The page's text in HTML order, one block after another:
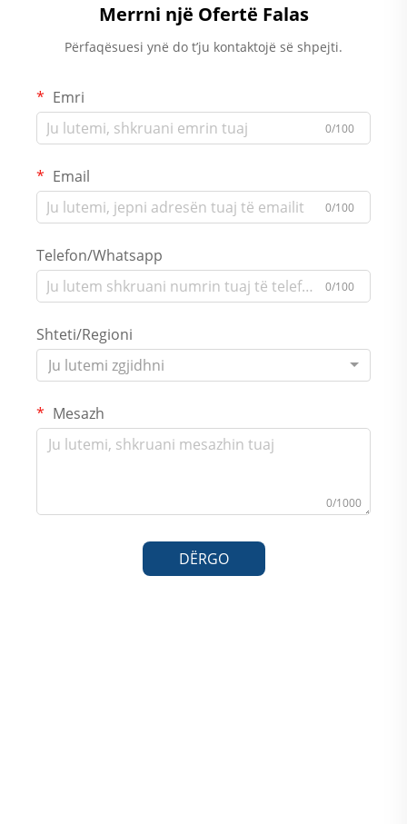
Merrni një Ofertë Falas
Përfaqësuesi ynë do t’ju kontaktojë së shpejti.
Emri
0/100
Email
0/100
Telefon/Whatsapp
0/100
Shteti/Regioni
Ju lutemi zgjidhni
Mesazh
0/1000
DËRGO